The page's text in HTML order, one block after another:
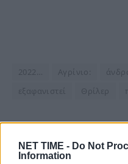
NET TIME - Do Not
Information
2022… Αγρίνιο:
εξαφανιστεί
Θρίλερ